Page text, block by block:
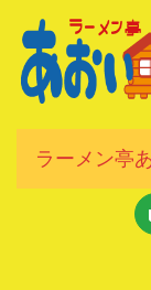
ラーメン亭